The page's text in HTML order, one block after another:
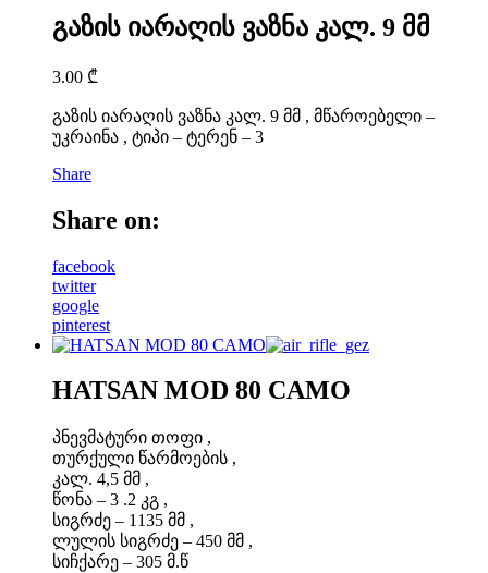
გაზის იარაღის ვაზნა კალ. 9 მმ
3.00 ₾
გაზის იარაღის ვაზნა კალ. 9 მმ , მწაროებელი –
უკრაინა , ტიპი – ტერენ – 3
Share
Share on:
facebook
twitter
google
pinterest
HATSAN MOD 80 CAMO
პნევმატური თოფი ,
თურქული წარმოების ,
კალ. 4,5 მმ ,
წონა – 3 .2 კგ ,
სიგრძე – 1135 მმ ,
ლულის სიგრძე – 450 მმ ,
სიჩქარე – 305 მ.წ